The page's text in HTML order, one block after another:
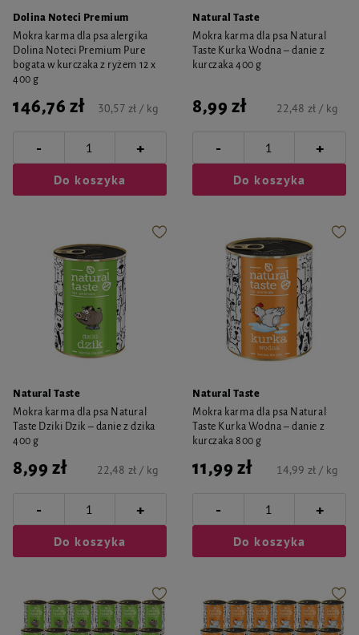
Dolina Noteci Premium
Mokra karma dla psa alergika
Dolina Noteci Premium Pure
bogata w kurczaka z ryżem 12 x
400 g
146,76 zł 30,57 zł / kg
- +
Do koszyka
Natural Taste
Mokra karma dla psa Natural
Taste Kurka Wodna – danie z
kurczaka 400 g
8,99 zł 22,48 zł / kg
- +
Do koszyka
Natural Taste
Mokra karma dla psa Natural
Taste Dziki Dzik – danie z dzika
400 g
8,99 zł 22,48 zł / kg
- +
Do koszyka
Natural Taste
Mokra karma dla psa Natural
Taste Kurka Wodna – danie z
kurczaka 800 g
11,99 zł 14,99 zł / kg
- +
Do koszyka